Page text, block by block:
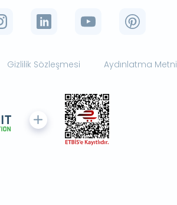
Gizlilik Sözleşmesi Aydınlatma Metni